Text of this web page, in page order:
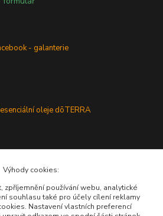
- galanterie
oleje dōTERRA
Výhody cookies:
zpříjemnění používání webu, analytické
souhlasu také pro účely cílení reklamy
Nastavení vlastních preferencí